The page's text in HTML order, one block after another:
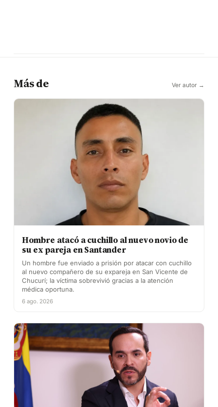
Más de Ver autor →
Hombre atacó a cuchillo al nuevo novio de
su ex pareja en Santander
Un hombre fue enviado a prisión por atacar con cuchillo
al nuevo compañero de su expareja en San Vicente de
Chucurí; la víctima sobrevivió gracias a la atención
médica oportuna.
6 ago. 2026